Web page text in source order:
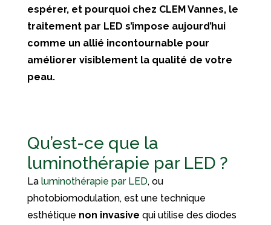
espérer, et pourquoi chez CLEM Vannes, le
traitement par LED s’impose aujourd’hui
comme un allié incontournable pour
améliorer visiblement la qualité de votre
peau.
Qu’est-ce que la
luminothérapie par LED ?
La luminothérapie par LED, ou
photobiomodulation, est une technique
esthétique non invasive qui utilise des diodes